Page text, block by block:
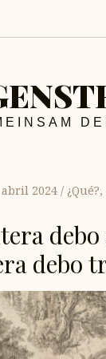
abril 2024 ¿Qué?,
debo
debo